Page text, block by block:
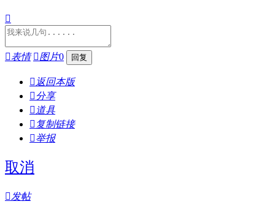

表情 图片0
 返回本版
分享
 道具
 复制链接
举报
取消
发帖